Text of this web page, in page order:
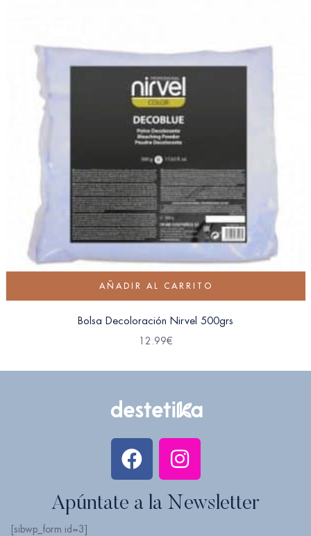
AÑADIR AL CARRITO
Bolsa Decoloración Nirvel 500grs
12.99€
Apúntate a la Newsletter
[sibwp_form id=3]